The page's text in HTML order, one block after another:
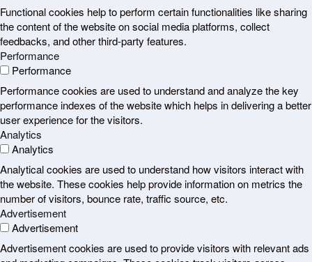
Functional cookies help to perform certain functionalities like sharing
the content of the website on social media platforms, collect
feedbacks, and other third-party features.
Performance
Performance
Performance cookies are used to understand and analyze the key
performance indexes of the website which helps in delivering a better
user experience for the visitors.
Analytics
Analytics
Analytical cookies are used to understand how visitors interact with
the website. These cookies help provide information on metrics the
number of visitors, bounce rate, traffic source, etc.
Advertisement
Advertisement
Advertisement cookies are used to provide visitors with relevant ads